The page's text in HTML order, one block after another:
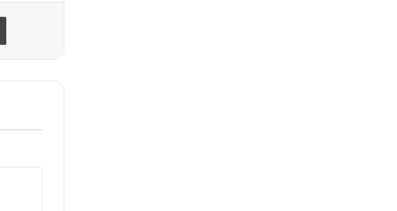
Yazdır